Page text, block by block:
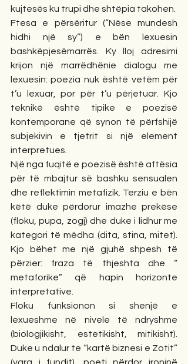
kujtesës ku trupi dhe shtëpia takohen.
Ftesa e përsëritur (“Nëse mundesh
hidhi një sy”) e bën lexuesin
bashkëpjesëmarrës. Ky lloj adresimi
krijon një marrëdhënie dialogu me
lexuesin: poezia nuk është vetëm për
t’u lexuar, por për t’u përjetuar. Kjo
teknikë është tipike e poezisë
kontemporane që synon të përfshijë
subjekivin e tjetrit si një element
interpretues.
Një nga fuqitë e poezisë është aftësia
për të mbajtur së bashku sensualen
dhe reflektimin metafizik. Terziu e bën
këtë duke përdorur imazhe prekëse
(floku, pupa, zogj) dhe duke i lidhur me
kategori të mëdha (dita, stina, mitet).
Kjo bëhet me një gjuhë shpesh të
përzier: fraza të thjeshta dhe “
metaforike” që hapin horizonte
interpretative.
Floku funksionon si shenjë e
lexueshme në nivele të ndryshme
(biologjikisht, estetikisht, mitikisht).
Duke u ndalur te “kartë biznesi e Zotit”